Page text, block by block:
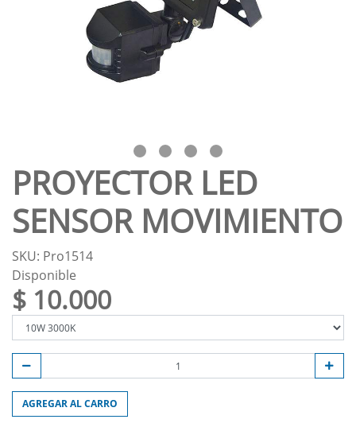
PROYECTOR LED
SENSOR MOVIMIENTO
SKU: Pro1514
Disponible
$ 10.000
AGREGAR AL CARRO